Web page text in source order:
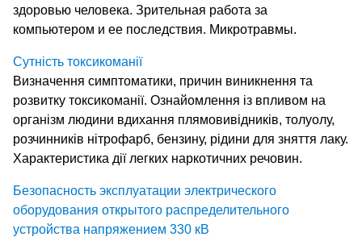
здоровью человека. Зрительная работа за
компьютером и ее последствия. Микротравмы.
Сутність токсикоманії
Визначення симптоматики, причин виникнення та
розвитку токсикоманії. Ознайомлення із впливом на
організм людини вдихання плямовивідників, толуолу,
розчинників нітрофарб, бензину, рідини для зняття лаку.
Характеристика дії легких наркотичних речовин.
Безопасность эксплуатации электрического
оборудования открытого распределительного
устройства напряжением 330 кB